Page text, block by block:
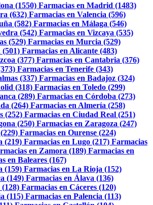
(1550) Farmacias en Madrid (1483)
(632) Farmacias en Valencia (596)
(582) Farmacias en Málaga (546)
(542) Farmacias en Vizcaya (535)
(529) Farmacias en Murcia (529)
(501) Farmacias en Alicante (483)
(377) Farmacias en Cantabria (376)
Farmacias en Tenerife (343)
(337) Farmacias en Badajoz (324)
(318) Farmacias en Toledo (299)
(289) Farmacias en Córdoba (273)
(264) Farmacias en Almería (258)
(252) Farmacias en Ciudad Real (251)
(250) Farmacias en Zaragoza (247)
Farmacias en Ourense (224)
(219) Farmacias en Lugo (217) Farmacias
en Zamora (189) Farmacias en
en Baleares (167)
(159) Farmacias en La Rioja (152)
(149) Farmacias en Álava (136)
Farmacias en Cáceres (120)
(115) Farmacias en Palencia (113)